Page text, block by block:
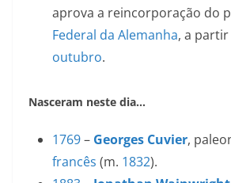
aprova a reincorporação do
Federal da Alemanha, a
outubro.
Nasceram neste dia…
1769– Georges Cuvier,
francês (m. 1832).